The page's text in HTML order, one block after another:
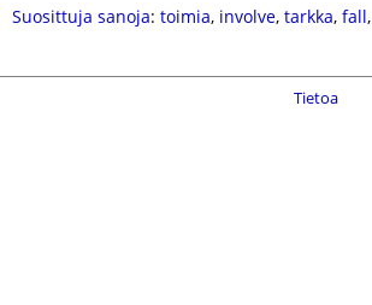
Suosittuja sanoja: toimia, involve, tarkka, fall,
Tietoa